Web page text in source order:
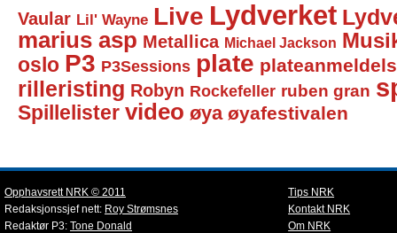
Vaular Lil' Wayne Live Lydverket
marius asp Metallica Michael Jackson
oslo P3 P3Sessions plate
rilleristing Robyn Rockefeller ruben gran
Spillelister video øya øyafestivalen
Opphavsrett NRK © 2011
Redaksjonssjef nett: Roy Strømsnes
Redaktør P3: Tone Donald
Tips NRK
Kontakt NRK
Om NRK